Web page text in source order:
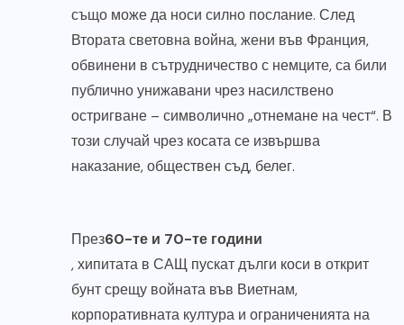
също може да носи силно послание. След
Втората световна война, жени във Франция,
обвинени в сътрудничество с немците, са били
публично унижавани чрез насилствено
остригване – символично „отнемане на чест“. В
този случай чрез косата се извършва
наказание, обществен съд, белег.
През60-те и 70-те години
, хипитата в САЩ пускат дълги коси в открит
бунт срещу войната във Виетнам,
корпоративната култура и ограниченията на